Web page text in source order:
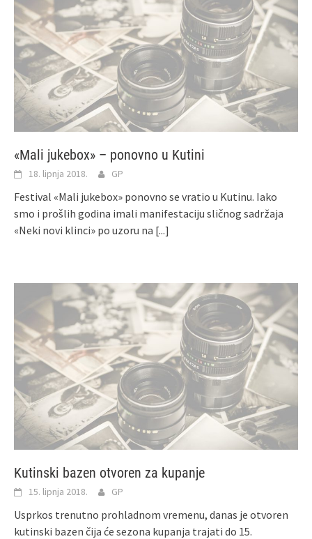
«Mali jukebox» – ponovno u Kutini
18. lipnja 2018. GP
Festival «Mali jukebox» ponovno se vratio u Kutinu. Iako
smo i prošlih godina imali manifestaciju sličnog sadržaja
«Neki novi klinci» po uzoru na [...]
Kutinski bazen otvoren za kupanje
15. lipnja 2018. GP
Usprkos trenutno prohladnom vremenu, danas je otvoren
kutinski bazen čija će sezona kupanja trajati do 15.